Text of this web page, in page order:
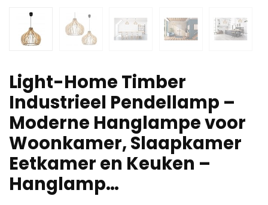
Light-Home Timber
Industrieel Pendellamp –
Moderne Hanglampe voor
Woonkamer, Slaapkamer
Eetkamer en Keuken –
Hanglamp…